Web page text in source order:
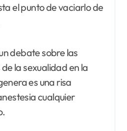
el punto de vaciarlo de
debate sobre las
la sexualidad en la
es una risa
cualquier